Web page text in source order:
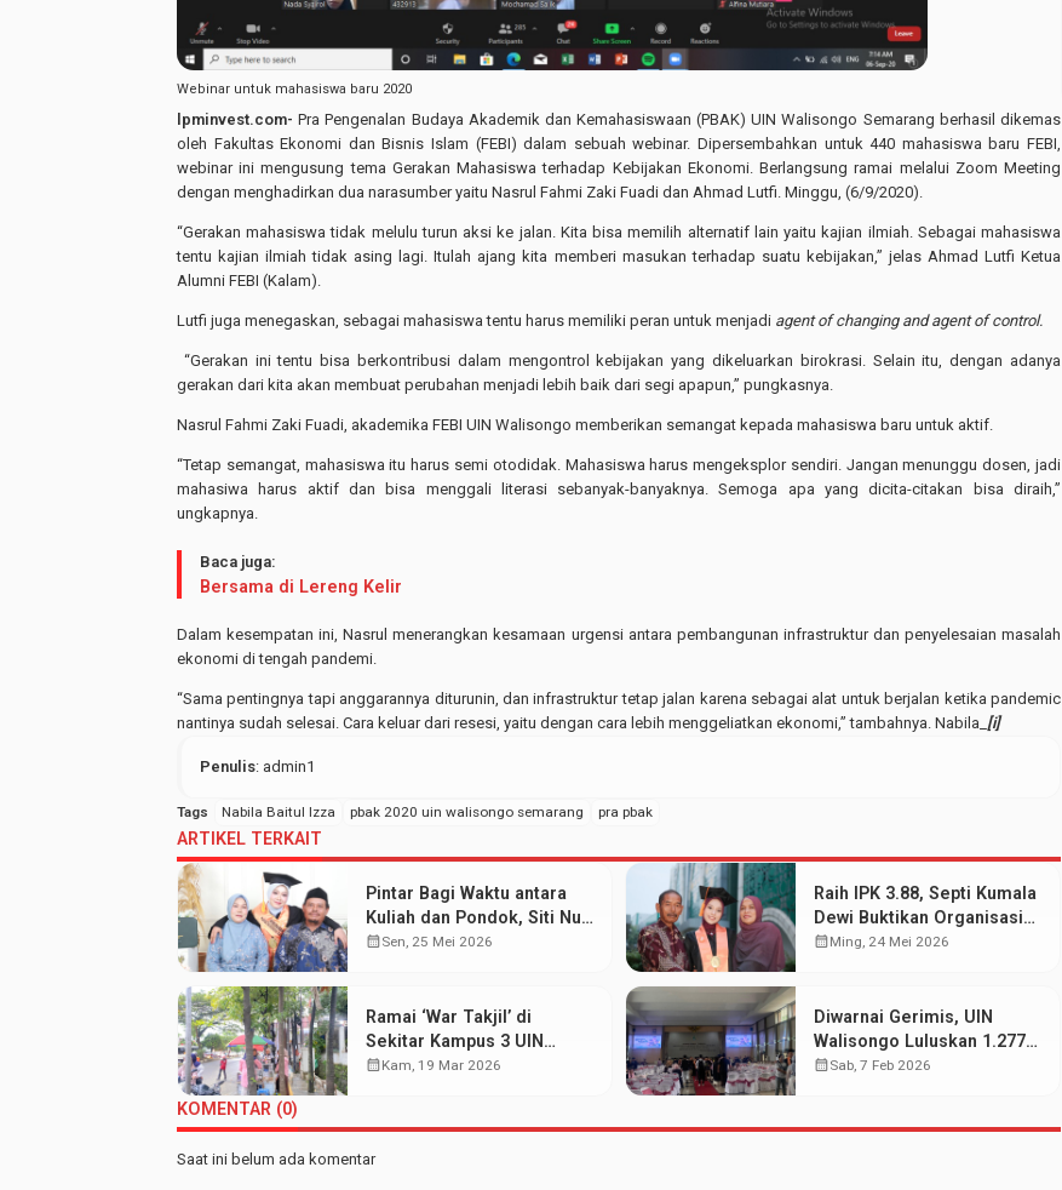
Webinar untuk mahasiswa baru 2020
lpminvest.com- Pra Pengenalan Budaya Akademik dan Kemahasiswaan (PBAK) UIN Walisongo Semarang berhasil dikemas
oleh Fakultas Ekonomi dan Bisnis Islam (FEBI) dalam sebuah webinar. Dipersembahkan untuk 440 mahasiswa baru FEBI,
webinar ini mengusung tema Gerakan Mahasiswa terhadap Kebijakan Ekonomi. Berlangsung ramai melalui Zoom Meeting
dengan menghadirkan dua narasumber yaitu Nasrul Fahmi Zaki Fuadi dan Ahmad Lutfi. Minggu, (6/9/2020).
“Gerakan mahasiswa tidak melulu turun aksi ke jalan. Kita bisa memilih alternatif lain yaitu kajian ilmiah. Sebagai mahasiswa
tentu kajian ilmiah tidak asing lagi. Itulah ajang kita memberi masukan terhadap suatu kebijakan,” jelas Ahmad Lutfi Ketua
Alumni FEBI (Kalam).
Lutfi juga menegaskan, sebagai mahasiswa tentu harus memiliki peran untuk menjadi agent of changing and agent of control.
“Gerakan ini tentu bisa berkontribusi dalam mengontrol kebijakan yang dikeluarkan birokrasi. Selain itu, dengan adanya
gerakan dari kita akan membuat perubahan menjadi lebih baik dari segi apapun,” pungkasnya.
Nasrul Fahmi Zaki Fuadi, akademika FEBI UIN Walisongo memberikan semangat kepada mahasiswa baru untuk aktif.
“Tetap semangat, mahasiswa itu harus semi otodidak. Mahasiswa harus mengeksplor sendiri. Jangan menunggu dosen, jadi
mahasiwa harus aktif dan bisa menggali literasi sebanyak-banyaknya. Semoga apa yang dicita-citakan bisa diraih,”
ungkapnya.
Baca juga:
Bersama di Lereng Kelir
Dalam kesempatan ini, Nasrul menerangkan kesamaan urgensi antara pembangunan infrastruktur dan penyelesaian masalah
ekonomi di tengah pandemi.
“Sama pentingnya tapi anggarannya diturunin, dan infrastruktur tetap jalan karena sebagai alat untuk berjalan ketika pandemic
nantinya sudah selesai. Cara keluar dari resesi, yaitu dengan cara lebih menggeliatkan ekonomi,” tambahnya. Nabila_ [i]
Penulis: admin1
Tags Nabila Baitul Izza pbak 2020 uin walisongo semarang pra pbak
ARTIKEL TERKAIT
Pintar Bagi Waktu antara
Kuliah dan Pondok, Siti Nur
Aisyah Sabet Gelar
calendar_monthSen, 25 Mei 2026
Raih IPK 3.88, Septi Kumala
Dewi Buktikan Organisasi
dan Prestasi Akademik
calendar_monthMing, 24 Mei 2026
Ramai ‘War Takjil’ di
Sekitar Kampus 3 UIN
Walisongo: Mahasiswa
calendar_monthKam, 19 Mar 2026
Diwarnai Gerimis, UIN
Walisongo Luluskan 1.277
Mahasiswa pada Wisuda
calendar_monthSab, 7 Feb 2026
KOMENTAR (0)
Saat ini belum ada komentar